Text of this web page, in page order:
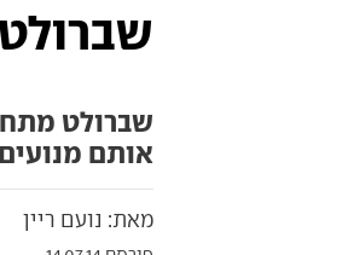
שברולט
אותם
מאת: נועם ריין